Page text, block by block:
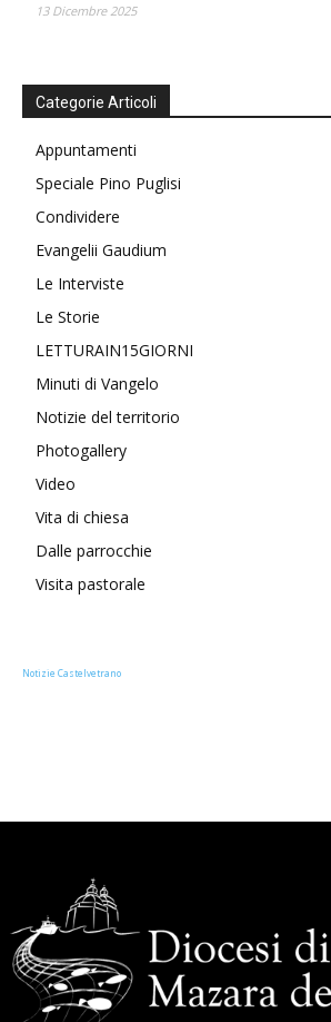
13 Dicembre 2025
Categorie Articoli
Appuntamenti
Speciale Pino Puglisi
Condividere
Evangelii Gaudium
Le Interviste
Le Storie
LETTURAIN15GIORNI
Minuti di Vangelo
Notizie del territorio
Photogallery
Video
Vita di chiesa
Dalle parrocchie
Visita pastorale
Notizie Castelvetrano